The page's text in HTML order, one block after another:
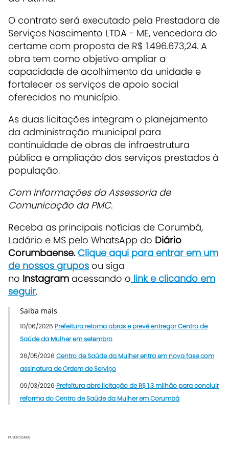
O contrato será executado pela Prestadora de
Serviços Nascimento LTDA - ME, vencedora do
certame com proposta de R$ 1.496.673,24. A
obra tem como objetivo ampliar a
capacidade de acolhimento da unidade e
fortalecer os serviços de apoio social
oferecidos no município.
As duas licitações integram o planejamento
da administração municipal para
continuidade de obras de infraestrutura
pública e ampliação dos serviços prestados à
população.
Com informações da Assessoria de
Comunicação da PMC.
Receba as principais notícias de Corumbá,
Ladário e MS pelo WhatsApp do Diário
Corumbaense.Clique aqui para entrar em um
de nossos grupos ou siga
no Instagram acessando o link e clicando em
seguir.
Saiba mais
10/06/2026 Prefeitura retoma obras e prevê entregar Centro de
Saúde da Mulher em setembro
26/05/2026 Centro de Saúde da Mulher entra em nova fase com
assinatura de Ordem de Serviço
09/03/2026 Prefeitura abre licitação de R$ 1,3 milhão para concluir
reforma do Centro de Saúde da Mulher em Corumbá
PUBLICIDADE